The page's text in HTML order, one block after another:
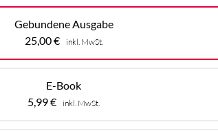
Gebundene Ausgabe
25,00€ inkl. MwSt.
E-Book
5,99€ inkl. MwSt.